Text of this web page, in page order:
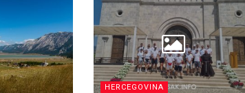
HERCEGOVINA